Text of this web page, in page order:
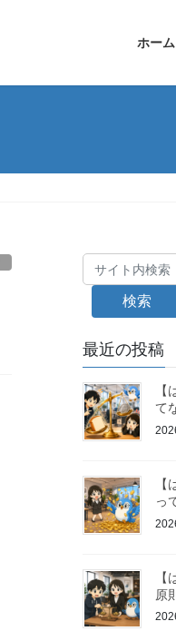
ホーム
検索
最近の投稿
て
っ
原